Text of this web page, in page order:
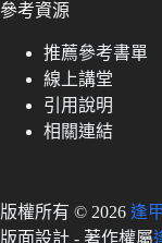
參考資源
推薦參考書單
線上講堂
引用說明
相關連結
版權所有 © 2026 逢
版面設計 - 著作權屬